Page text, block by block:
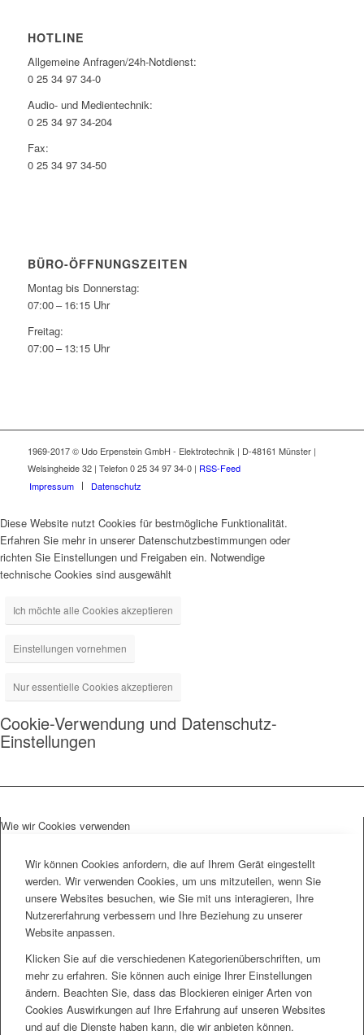
HOTLINE
Allgemeine Anfragen/24h-Notdienst:
0 25 34 97 34-0
Audio- und Medientechnik:
0 25 34 97 34-204
Fax:
0 25 34 97 34-50
BÜRO-ÖFFNUNGSZEITEN
Montag bis Donnerstag:
07:00 – 16:15 Uhr
Freitag:
07:00 – 13:15 Uhr
1969-2017 © Udo Erpenstein GmbH - Elektrotechnik | D-48161 Münster |
Welsingheide 32 | Telefon 0 25 34 97 34-0 | RSS-Feed
Impressum
Datenschutz
Diese Website nutzt Cookies für bestmögliche Funktionalität.
Erfahren Sie mehr in unserer Datenschutzbestimmungen oder
richten Sie Einstellungen und Freigaben ein. Notwendige
technische Cookies sind ausgewählt
Ich möchte alle Cookies akzeptieren
Einstellungen vornehmen
Nur essentielle Cookies akzeptieren
Cookie-Verwendung und Datenschutz-
Einstellungen
Wie wir Cookies verwenden
Wir können Cookies anfordern, die auf Ihrem Gerät eingestellt
werden. Wir verwenden Cookies, um uns mitzuteilen, wenn Sie
unsere Websites besuchen, wie Sie mit uns interagieren, Ihre
Nutzererfahrung verbessern und Ihre Beziehung zu unserer
Website anpassen.
Klicken Sie auf die verschiedenen Kategorienüberschriften, um
mehr zu erfahren. Sie können auch einige Ihrer Einstellungen
ändern. Beachten Sie, dass das Blockieren einiger Arten von
Cookies Auswirkungen auf Ihre Erfahrung auf unseren Websites
und auf die Dienste haben kann, die wir anbieten können.